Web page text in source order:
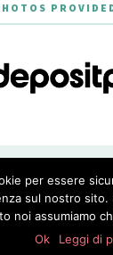
- THEME
per essere
sul nostro sito.
noi assumiamo
Ok
Leggi di